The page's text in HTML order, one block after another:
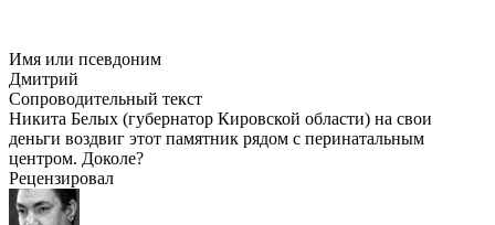
Имя или псевдоним
Дмитрий
Сопроводительный текст
Никита Белых (губернатор Кировской области) на свои
деньги воздвиг этот памятник рядом с перинатальным
центром. Доколе?
Рецензировал